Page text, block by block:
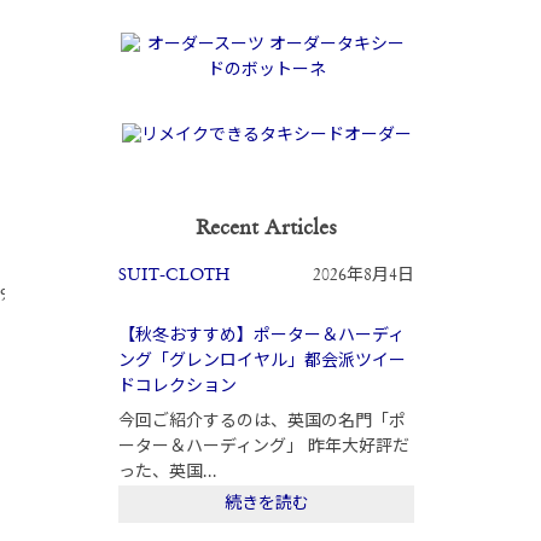
Recent Articles
SUIT-CLOTH 2026年8月4日
【秋冬おすすめ】ポーター＆ハーディ
ング「グレンロイヤル」都会派ツイー
ドコレクション
今回ご紹介するのは、英国の名門「ポ
ーター＆ハーディング」 昨年大好評だ
った、英国...
続きを読む